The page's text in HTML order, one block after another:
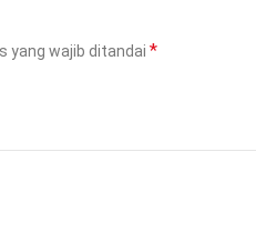
yang wajib ditandai *